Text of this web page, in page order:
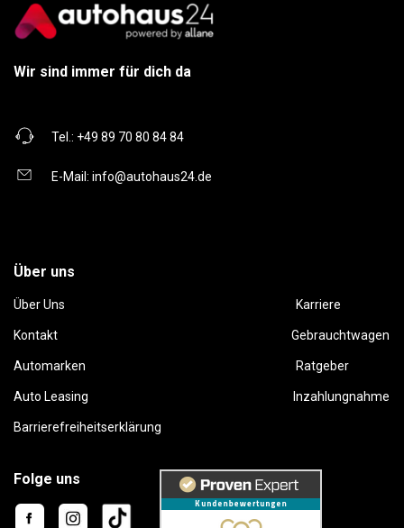
Wir sind immer für dich da
Tel.: +49 89 70 80 84 84
E-Mail: info@autohaus24.de
Über uns
Über Uns Karriere
Kontakt Gebrauchtwagen
Automarken Ratgeber
Auto Leasing Inzahlungnahme
Barrierefreiheitserklärung
Folge uns